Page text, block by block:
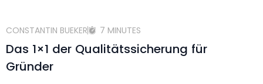
CONSTANTIN BUEKER 7 MINUTES
Das 1×1 der Qualitätssicherung für
Gründer